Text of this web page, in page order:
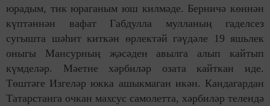
юрадым, тик юраганым юш килмәде. Берничә көннән
күптәннән вафат Габдулла мулланың гаделсез
сугышта шәһит киткән өрлектәй гәүдәле 19 яшьлек
оныгы Мансурның җәсәден авылга алып кайтып
күмделәр. Мәетне хәрбиләр озата кайткан иде.
Төштәге Изгеләр юкка ашыкмаган икән. Кандагардан
Татарстанга очкан махсус самолетта, хәрбиләр телендә